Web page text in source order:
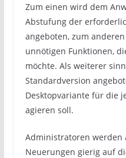
Zum einen wird dem
Abstufung der
angeboten, zum
unnötigen Funktionen,
möchte. Als weiterer
Standardversion
Desktopvariante für die
agieren soll.
Administratoren werden
Neuerungen gierig auf